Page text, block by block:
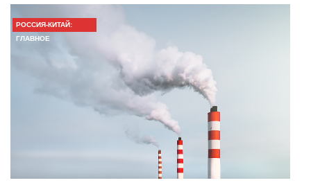
РОССИЯ-КИТАЙ:
ГЛАВНОЕ